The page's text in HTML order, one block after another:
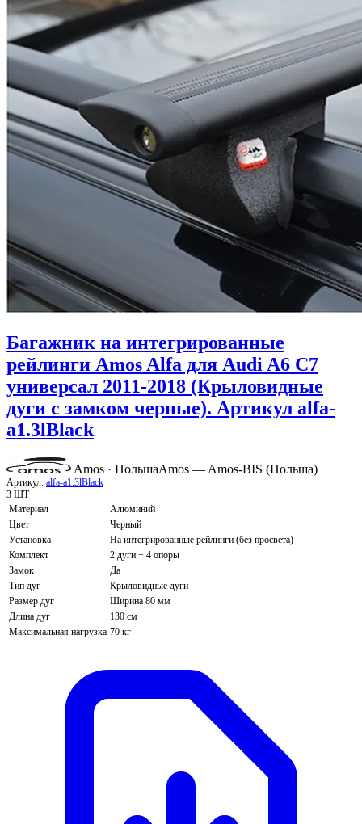
Багажник на интегрированные
рейлинги Amos Alfa для Audi A6 C7
универсал 2011-2018 (Крыловидные
дуги с замком черные). Артикул alfa-
a1.3lBlack
Amos · ПольшаAmos — Amos-BIS (Польша)
Артикул: alfa-a1.3lBlack
3 ШТ
Материал
Алюминий
Цвет
Черный
Установка
На интегрированные рейлинги (без просвета)
Комплект
2 дуги + 4 опоры
Замок
Да
Тип дуг
Крыловидные дуги
Размер дуг
Ширина 80 мм
Длина дуг
130 см
Максимальная нагрузка 70 кг